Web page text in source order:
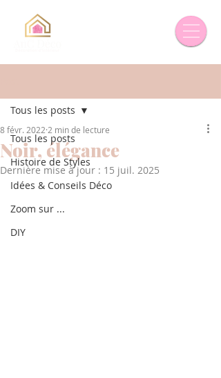
Tous les posts
Histoire de Styles
Idées & Conseils Déco
Zoom sur ...
DIY
Tous les posts
Noir, élégance
8 févr. 2022 2 min de lecture
Dernière mise à jour : 15 juil. 2025